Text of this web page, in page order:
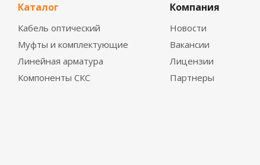
Каталог
Кабель оптический
Муфты и комплектующие
Линейная арматура
Компоненты СКС
Компания
Новости
Вакансии
Лицензии
Партнеры